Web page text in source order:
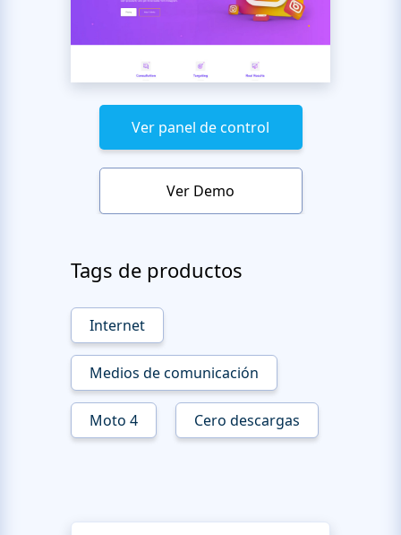
Ver panel de control
Ver Demo
Tags de productos
Internet
Medios de comunicación
Moto 4 Cero descargas